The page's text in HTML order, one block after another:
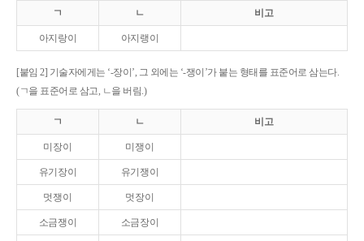
ㄱ ㄴ 비고
아지랑이 아지랭이
[붙임 2] 기술자에게는 ‘-장이’, 그 외에는 ‘-쟁이’가 붙는 형태를 표준어로 삼는다.
(ㄱ을 표준어로 삼고, ㄴ을 버림.)
ㄱ ㄴ 비고
미장이 미쟁이
유기장이 유기쟁이
멋쟁이 멋장이
소금쟁이 소금장이